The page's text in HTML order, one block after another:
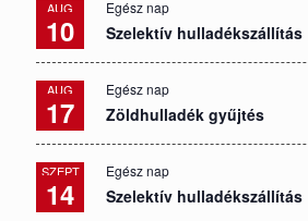
AUG
10
Egész nap
Szelektív hulladékszállítás
AUG
17
Egész nap
Zöldhulladék gyűjtés
SZEPT
14
Egész nap
Szelektív hulladékszállítás